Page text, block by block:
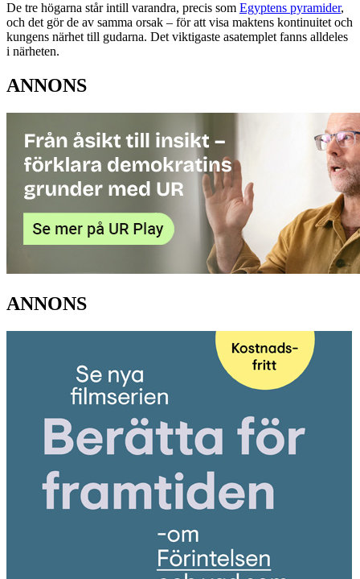
De tre högarna står intill varandra, precis som Egyptens pyramider,
och det gör de av samma orsak – för att visa maktens kontinuitet och
kungens närhet till gudarna. Det viktigaste asatemplet fanns alldeles
i närheten.
ANNONS
ANNONS